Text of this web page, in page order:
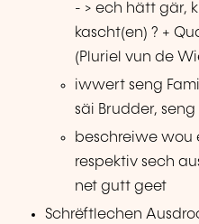
- > ech hätt gär,
kascht(en) ? +
(Pluriel vun de
iwwert seng
säi Brudder, seng
beschreiwe wou
respektiv sech
net gutt geet
Schrëftlechen